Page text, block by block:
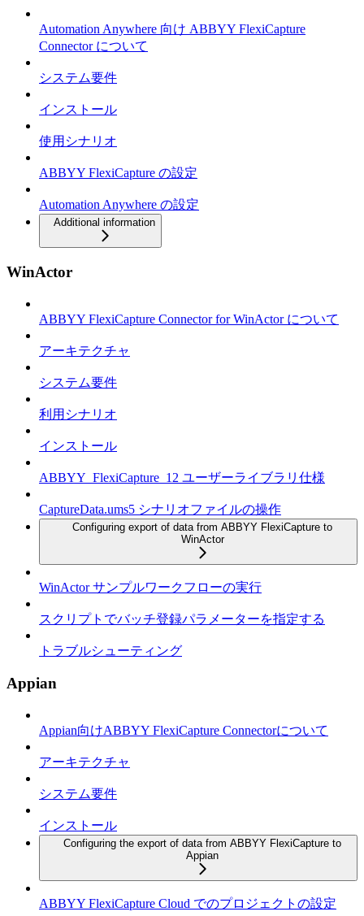
Automation Anywhere 向け ABBYY FlexiCapture
Connector について
システム要件
インストール
使用シナリオ
ABBYY FlexiCapture の設定
Automation Anywhere の設定
Additional information
WinActor
ABBYY FlexiCapture Connector for WinActor について
アーキテクチャ
システム要件
利用シナリオ
インストール
ABBYY_FlexiCapture_12 ユーザーライブラリ仕様
CaptureData.ums5 シナリオファイルの操作
Configuring export of data from ABBYY FlexiCapture to
WinActor
WinActor サンプルワークフローの実行
スクリプトでバッチ登録パラメーターを指定する
トラブルシューティング
Appian
Appian向けABBYY FlexiCapture Connectorについて
アーキテクチャ
システム要件
インストール
Configuring the export of data from ABBYY FlexiCapture to
Appian
ABBYY FlexiCapture Cloud でのプロジェクトの設定